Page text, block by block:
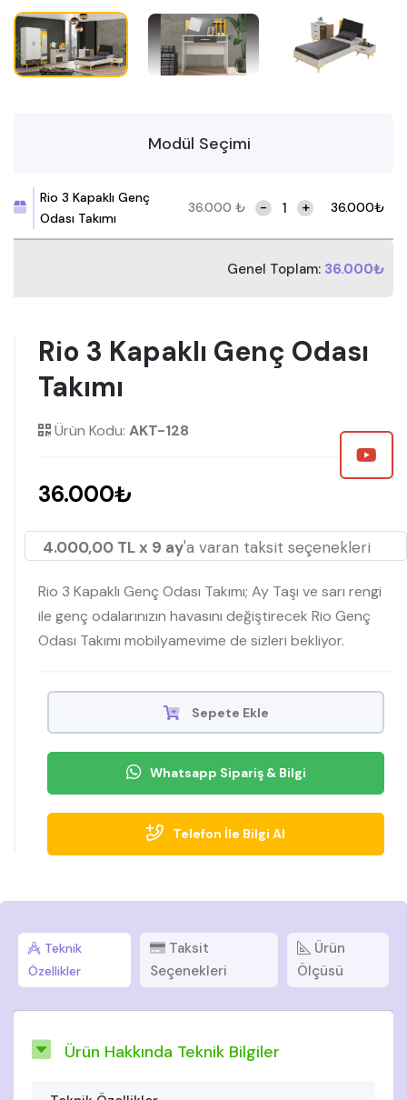
Modül Seçimi
Rio 3 Kapaklı Genç
Odası Takımı
36.000 ₺ - + 36.000₺
Genel Toplam: 36.000₺
Rio 3 Kapaklı Genç Odası
Takımı
Ürün Kodu: AKT-128
36.000₺
4.000,00 TL x 9 ay'a varan taksit seçenekleri
Rio 3 Kapaklı Genç Odası Takımı; Ay Taşı ve sarı rengi
ile genç odalarınızın havasını değiştirecek Rio Genç
Odası Takımı mobilyamevime de sizleri bekliyor.
Sepete Ekle
Whatsapp Sipariş & Bilgi
Telefon İle Bilgi Al
Teknik
Özellikler
Taksit
Seçenekleri
Ürün
Ölçüsü
Ürün Hakkında Teknik Bilgiler